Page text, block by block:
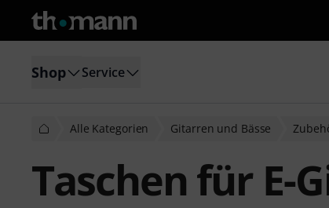
Shop Service
Alle Kategorien Gitarren und Bässe
Taschen für E-